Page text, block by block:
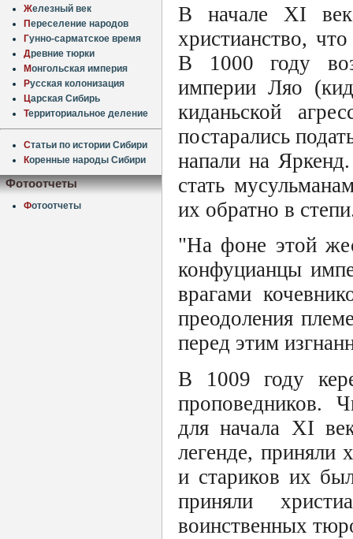
Железный век
Переселение народов
Гунно-сарматское время
Древние тюрки
Монгольская империя
Русская колонизация
Царская Сибирь
Территориальное деление
Статьи по истории Сибири
Коренные народы Сибири
Фотоотчеты
Фотоотчеты
В начале XI века
христианство,
В 1000 году
империи Ляо
киданьской
постарались
напали на
стать
их обратно в
"На фоне этой
конфуцианцы
врагами
преодоления
перед этим
В 1009 году
проповедников.
для начала XI
легенде, приняли
и стариков их
приняли
воинственных